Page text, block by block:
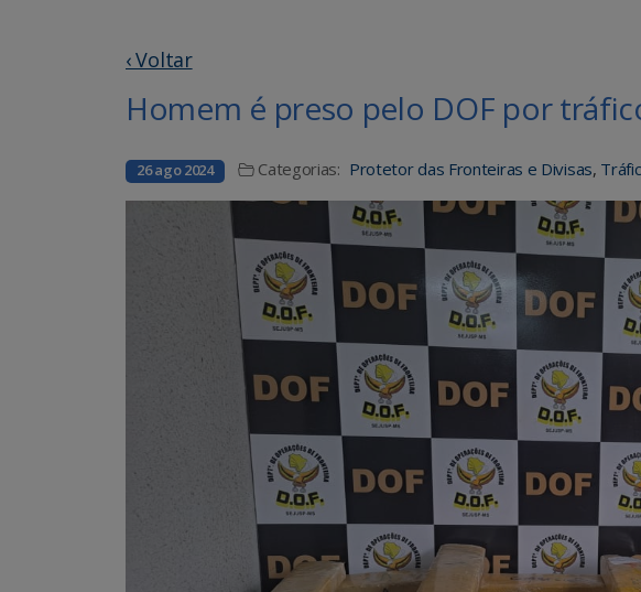
‹ Voltar
Homem é preso pelo DOF por
26 ago 2024 Categorias: Protetor das Fronteiras e Divisas,